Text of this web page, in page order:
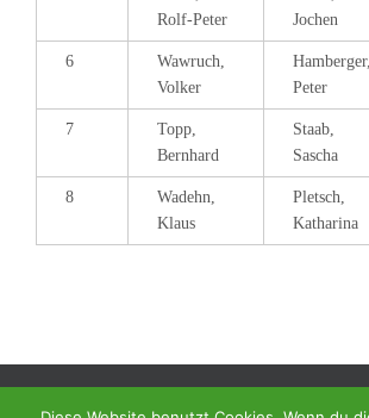
Rolf-Peter
Jochen
6
Wawruch,
Volker
Hamberger,
Peter
7
Topp,
Bernhard
Staab,
Sascha
8
Wadehn,
Klaus
Pletsch,
Katharina